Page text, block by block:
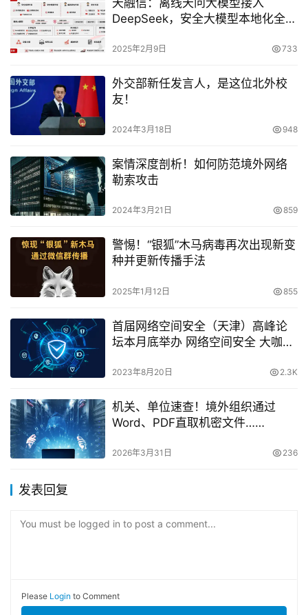
DeepSeek，安全大模型本地化全面
2025年2月9日 733
外交部新任发言人，是这位北外校
友！
2024年3月18日 948
案情深度剖析！如何防范境外网络
勒索攻击
2024年3月21日 859
警惕！“银狐”木马病毒再次出现新变
种并更新传播手法
2025年1月12日 855
首届网络空间安全（天津）高峰论
坛本月底举办 网络空间安全 大咖津
2023年8月20日 2.3K
机关、单位速查！境外组织通过
Word、PDF直取机密文件……
2026年3月31日 236
发表回复
You must be logged in to post a comment...
Please Login to Comment